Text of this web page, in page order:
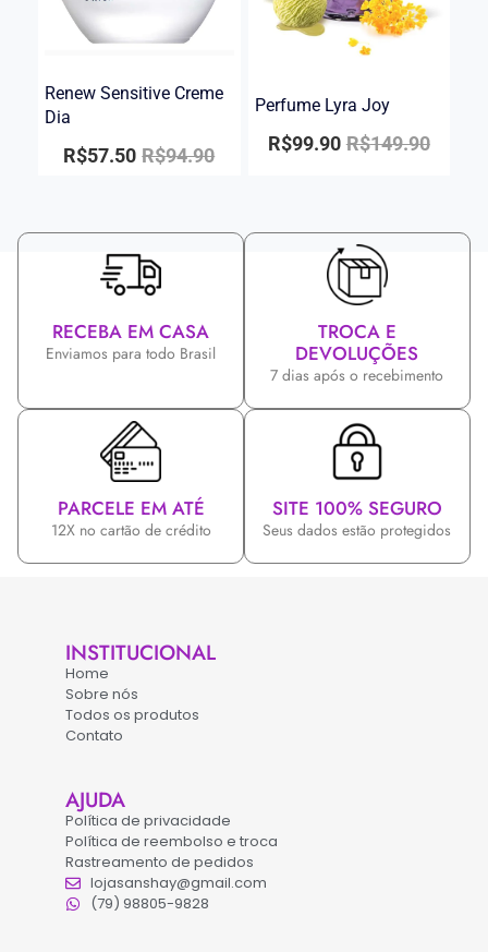
Renew Sensitive Creme
Dia
R$94.90
R$57.50
Perfume Lyra Joy
R$149.90
R$99.90
RECEBA EM CASA
Enviamos para todo Brasil
TROCA E
DEVOLUÇÕES
7 dias após o recebimento
PARCELE EM ATÉ
12X no cartão de crédito
SITE 100% SEGURO
Seus dados estão protegidos
INSTITUCIONAL
Home
Sobre nós
Todos os produtos
Contato
AJUDA
Política de privacidade
Política de reembolso e troca
Rastreamento de pedidos
lojasanshay@gmail.com
(79) 98805-9828